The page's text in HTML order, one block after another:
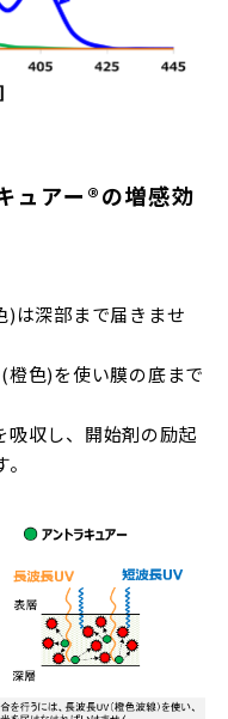
ュアー®の増感効
は深部まで届きませ
色)を使い膜の底まで
吸収し、開始剤の励起